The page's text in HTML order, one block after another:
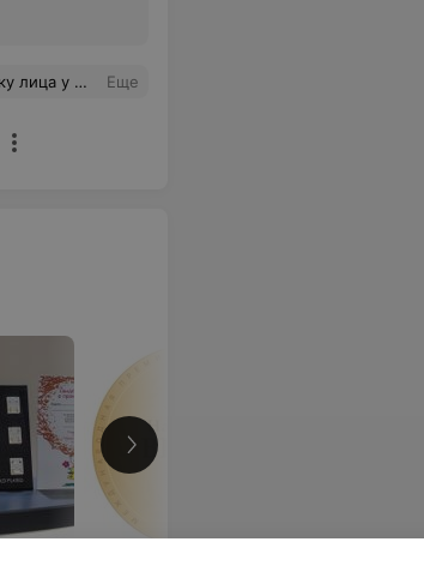
тоже. Огромная им благодарность! Еще